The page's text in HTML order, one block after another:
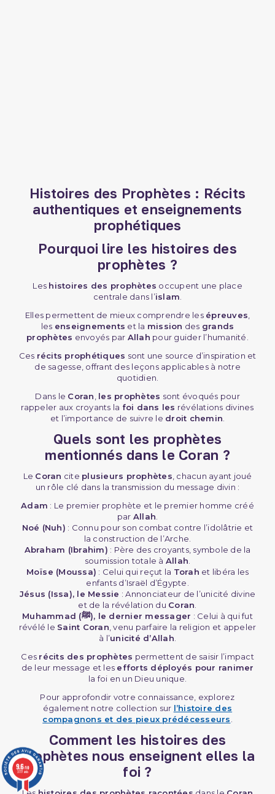
(2 avis)
Histoires des Prophètes : Récits
authentiques et enseignements
prophétiques
Pourquoi lire les histoires des
prophètes ?
Les histoires des prophètes occupent une place
centrale dans l’islam
Elles permettent de mieux comprendre les épreuves
les enseignements et la mission des grands
prophètes envoyés par Allah pour guider l’humanité.
Ces récits prophétiques sont une source d’inspiration et
de sagesse, offrant des leçons applicables à notre
quotidien.
Dans le Coran les prophètes sont évoqués pour
rappeler aux croyants la foi dans les révélations divines
et l’importance de suivre le droit chemin
Quels sont les prophètes
mentionnés dans le Coran ?
Le Coran cite plusieurs prophètes , chacun ayant joué
un rôle clé dans la transmission du message divin :
Adam : Le premier prophète et le premier homme créé
par Allah
Noé (Nuh) : Connu pour son combat contre l’idolâtrie et
la construction de l’Arche.
Abraham (Ibrahim) : Père des croyants, symbole de la
soumission totale à Allah
Moïse (Moussa) : Celui qui reçut la Torah et libéra les
enfants d’Israël d’Égypte.
Jésus (Issa), le Messie : Annonciateur de l’unicité divine
et de la révélation du Coran
Muhammad (ﷺ), le dernier messager : Celui à qui fut
révélé le Saint Coran , venu parfaire la religion et appeler
à l’unicité d’Allah
Ces récits des prophètes permettent de saisir l’impact
de leur message et les efforts déployés pour ranimer
la foi en un Dieu unique.
Pour approfondir votre connaissance, explorez
également notre collection sur l’histoire des
compagnons et des pieux prédécesseurs
Comment les histoires des
prophètes nous enseignent elles la
foi ?
9.6/10
3777 avis